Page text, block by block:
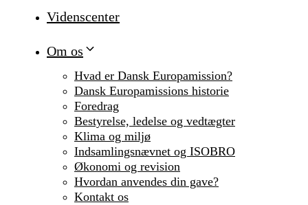
Videnscenter
Om os
Hvad er Dansk Europamission?
Dansk Europamissions historie
Foredrag
Bestyrelse, ledelse og vedtægter
Klima og miljø
Indsamlingsnævnet og ISOBRO
Økonomi og revision
Hvordan anvendes din gave?
Kontakt os